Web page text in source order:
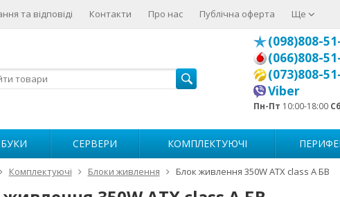
та відповіді Контакти Про нас Публічна оферта Ще
(098)808-
(066)808-
(073)808-
Viber
Пн-Пт 10:00-18:00 Сб
СЕРВЕРИ КОМПЛЕКТУЮЧІ
Комплектуючі Блоки живлення Блок живлення 350W ATX class A БВ